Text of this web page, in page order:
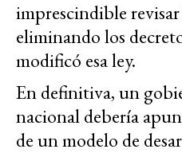
imprescindible
eliminando los
modificó esa ley.
En definitiva, un
nacional debería
de un modelo de